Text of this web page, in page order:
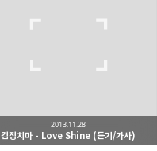
검정치마 - Love Shine (듣기/가사)
2013.11.28